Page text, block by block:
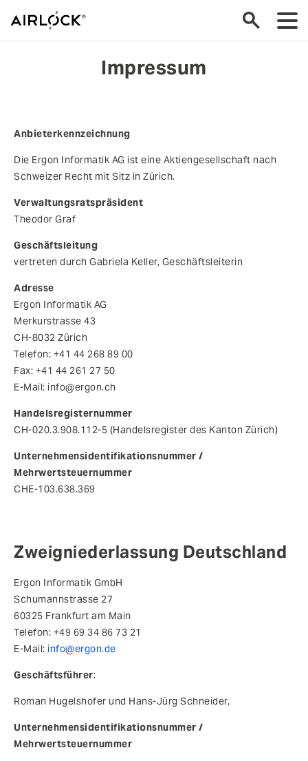
Impressum
Anbieterkennzeichnung
Die Ergon Informatik AG ist eine Aktiengesellschaft nach
Schweizer Recht mit Sitz in Zürich.
Verwaltungsratspräsident
Theodor Graf
Geschäftsleitung
vertreten durch Gabriela Keller, Geschäftsleiterin
Adresse
Ergon Informatik AG
Merkurstrasse 43
CH-8032 Zürich
Telefon: +41 44 268 89 00
Fax: +41 44 261 27 50
E-Mail: info@ergon.ch
Handelsregisternummer
CH-020.3.908.112-5 (Handelsregister des Kanton Zürich)
Unternehmensidentifikationsnummer /
Mehrwertsteuernummer
CHE-103.638.369
Zweigniederlassung Deutschland
Ergon Informatik GmbH
Schumannstrasse 27
60325 Frankfurt am Main
Telefon: +49 69 34 86 73 21
E-Mail: info@ergon.de
Geschäftsführer:
Roman Hugelshofer und Hans-Jürg Schneider,
Unternehmensidentifikationsnummer /
Mehrwertsteuernummer